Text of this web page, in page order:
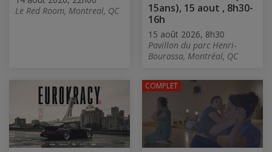
Le Red Room, Montreal, QC
15ans), 15 aout , 8h30-
16h
15 août 2026, 8h30
Pavillon du parc Henri-
Bourassa, Montréal, QC
COMPLET